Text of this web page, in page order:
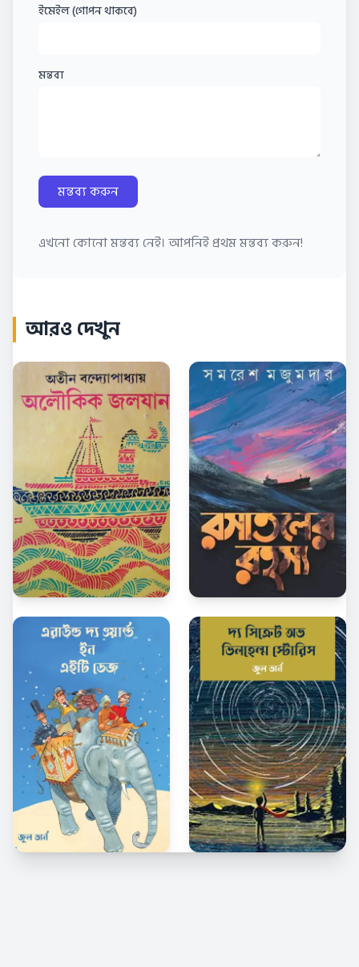
ইমেইল (গোপন থাকবে)
মন্তব্য
মন্তব্য করুন
এখনো কোনো মন্তব্য নেই। আপনিই প্রথম মন্তব্য করুন!
আরও দেখুন